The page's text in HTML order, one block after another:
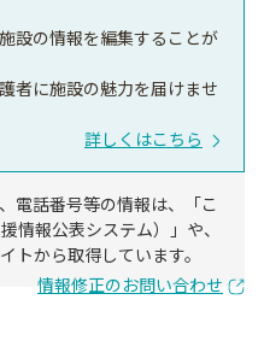
設の情報を編集することが
者に施設の魅力を届けませ
詳しくはこちら
電話番号等の情報は、「こ
情報公表システム）」や、
トから取得しています。
情報修正のお問い合わせ